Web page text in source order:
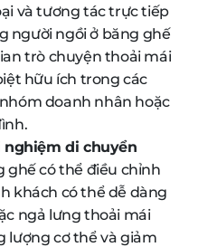
và tương tác trực tiếp
người ngồi ở băng ghế
trò chuyện thoải mái
hữu ích trong các
doanh nhân hoặc
di chuyển
ghế có thể điều chỉnh
khách có thể dễ dàng
ngả lưng thoải mái
lượng cơ thể và giảm